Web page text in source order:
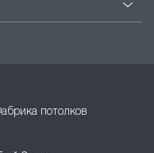
потолков